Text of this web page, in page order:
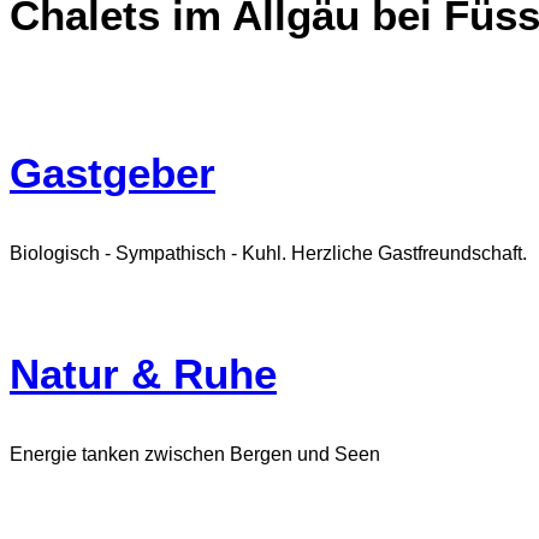
Chalets im Allgäu bei
Gastgeber
Biologisch - Sympathisch - Kuhl. Herzliche Gastfreundschaft.
Natur & Ruhe
Energie tanken zwischen Bergen und Seen